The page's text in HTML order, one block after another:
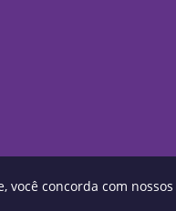
você concorda com nossos